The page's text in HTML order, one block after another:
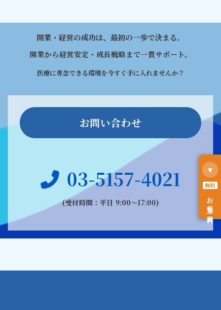
開業・経営の成功は、最初の一歩で決まる。
開業から経営安定・成長戦略まで一貫サポート。
医療に専念できる環境を今すぐ手に入れませんか？
お問い合わせ
03-5157-4021
(受付時間：平日 9:00〜17:00)
▼
無料
お役立ち資料